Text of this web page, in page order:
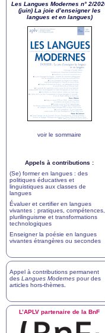
Les Langues Modernes n° 2/
(juin) La joie d’enseigner les
langues et en langues)
voir le sommaire
Appels à contributions :
(Se) former en langues : des
politiques éducatives et
linguistiques aux classes de
langues
Évaluer et certifier en langues
vivantes : pratiques, compétences,
plurilinguisme et transformations
technologiques
Enseigner la poésie en langues
vivantes étrangères ou secondes
Appel à contributions permanent
des Langues Modernes pour des
articles hors-thèmes
L’APLV partenaire de la BnF